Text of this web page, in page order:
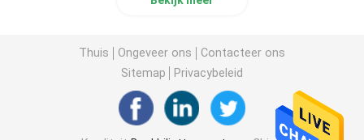
Thuis Ongeveer ons
Contacteer ons
Sitemap
Privacybeleid